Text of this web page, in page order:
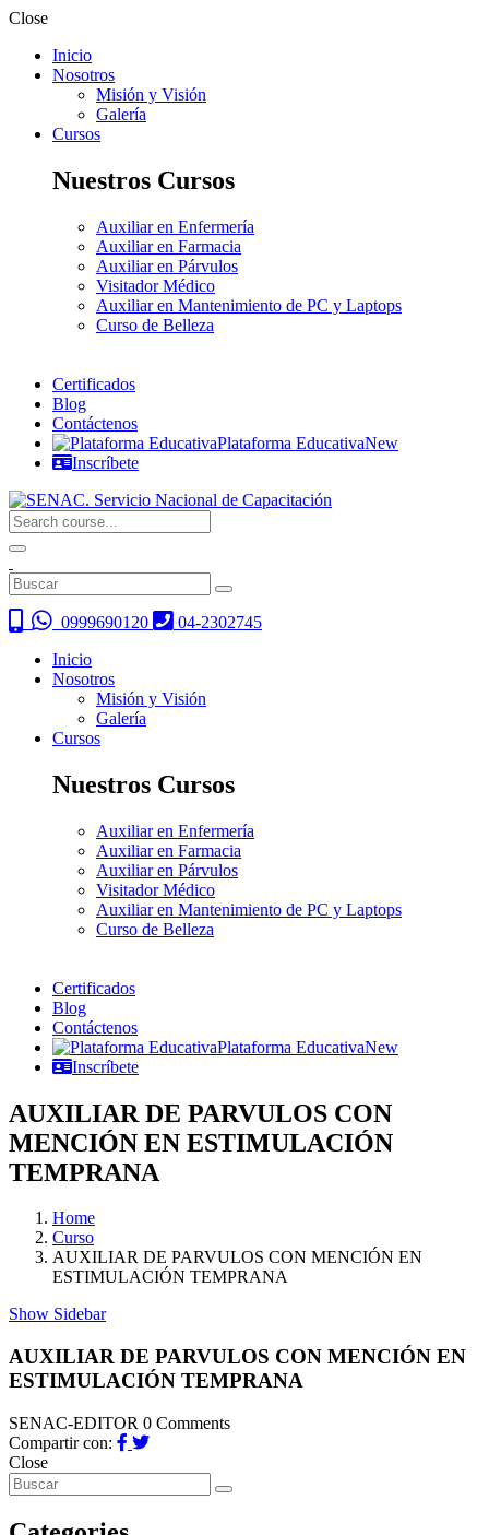
Close
Inicio
Nosotros
Misión y Visión
Galería
Cursos
Nuestros Cursos
Auxiliar en Enfermería
Auxiliar en Farmacia
Auxiliar en Párvulos
Visitador Médico
Auxiliar en Mantenimiento de PC y Laptops
Curso de Belleza
Certificados
Blog
Contáctenos
Plataforma EducativaNew
Inscríbete
0999690120
04-2302745
Inicio
Nosotros
Misión y Visión
Galería
Cursos
Nuestros Cursos
Auxiliar en Enfermería
Auxiliar en Farmacia
Auxiliar en Párvulos
Visitador Médico
Auxiliar en Mantenimiento de PC y Laptops
Curso de Belleza
Certificados
Blog
Contáctenos
Plataforma EducativaNew
Inscríbete
AUXILIAR DE PARVULOS CON
MENCIÓN EN ESTIMULACIÓN
TEMPRANA
Home
Curso
AUXILIAR DE PARVULOS CON MENCIÓN EN
ESTIMULACIÓN TEMPRANA
Show Sidebar
AUXILIAR DE PARVULOS CON MENCIÓN EN
ESTIMULACIÓN TEMPRANA
SENAC-EDITOR 0 Comments
Compartir con:
Close